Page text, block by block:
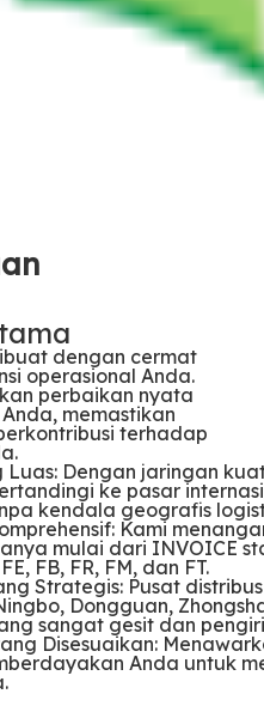
dengan cermat
operasional Anda.
perbaikan nyata
memastikan
terhadap
Dengan jaringan
ke pasar
kendala geografis
Kami
mulai dari INVOICE
FB, FR, FM, dan FT.
Strategis: Pusat
Dongguan,
sangat gesit dan
Disesuaikan:
Anda untuk